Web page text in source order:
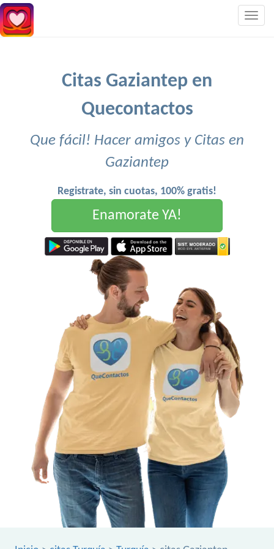
Citas Gaziantep en
Quecontactos
Que fácil! Hacer amigos y Citas en
Gaziantep
Registrate, sin cuotas, 100% gratis!
Enamorate YA!